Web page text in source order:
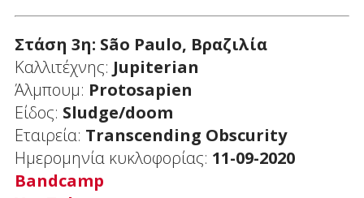
Στάση 3η: São Paulo, Βραζιλία
Καλλιτέχνης: Jupiterian
Άλμπουμ: Protosapien
Είδος: Sludge/doom
Εταιρεία: Transcending Obscurity
Ημερομηνία κυκλοφορίας: 11-09-2020
Bandcamp